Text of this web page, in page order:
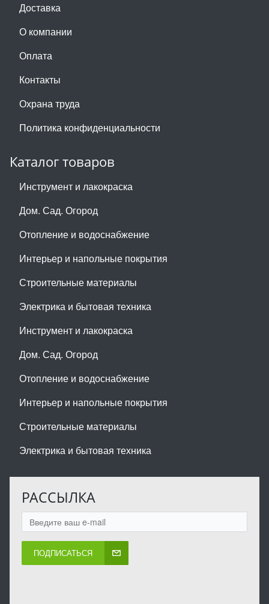
Доставка
О компании
Оплата
Контакты
Охрана труда
Политика конфиденциальности
Каталог товаров
Инструмент и лакокраска
Дом. Сад. Огород
Отопление и водоснабжение
Интерьер и напольные покрытия
Строительные материалы
Электрика и бытовая техника
Инструмент и лакокраска
Дом. Сад. Огород
Отопление и водоснабжение
Интерьер и напольные покрытия
Строительные материалы
Электрика и бытовая техника
РАССЫЛКА
ПОДПИСАТЬСЯ